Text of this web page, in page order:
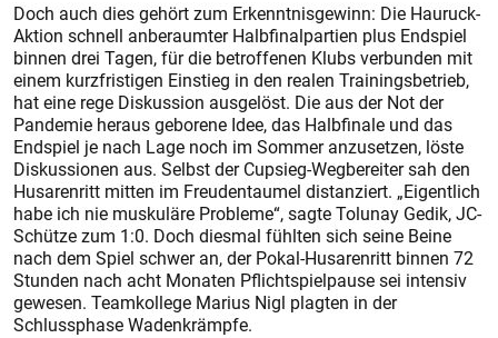
Doch auch dies gehört zum Erkenntnisgewinn: Die Hauruck-
Aktion schnell anberaumter Halbfinalpartien plus Endspiel
binnen drei Tagen, für die betroffenen Klubs verbunden mit
einem kurzfristigen Einstieg in den realen Trainingsbetrieb,
hat eine rege Diskussion ausgelöst. Die aus der Not der
Pandemie heraus geborene Idee, das Halbfinale und das
Endspiel je nach Lage noch im Sommer anzusetzen, löste
Diskussionen aus. Selbst der Cupsieg-Wegbereiter sah den
Husarenritt mitten im Freudentaumel distanziert. „Eigentlich
habe ich nie muskuläre Probleme“, sagte Tolunay Gedik, JC-
Schütze zum 1:0. Doch diesmal fühlten sich seine Beine
nach dem Spiel schwer an, der Pokal-Husarenritt binnen 72
Stunden nach acht Monaten Pflichtspielpause sei intensiv
gewesen. Teamkollege Marius Nigl plagten in der
Schlussphase Wadenkrämpfe.